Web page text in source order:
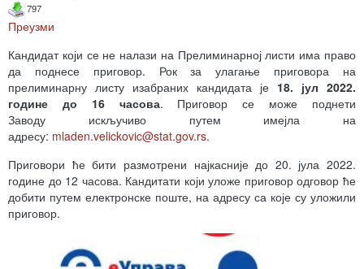
797
Преузми
Кандидат који се не налази на Прелиминарној листи има право
да поднесе приговор. Рок за улагање приговора на
прелиминарну листу изабраних кандидата је 18. јул 2022.
године до 16 часова. Приговор се може поднети
Заводу искључиво путем имејла на
адресу: mladen.velickovic@stat.gov.rs.
Приговори ће бити размотрени најкасније до 20. јула 2022.
године до 12 часова. Кандитати који уложе приговор одговор ће
добити путем електронске поште, на адресу са које су уложили
приговор.